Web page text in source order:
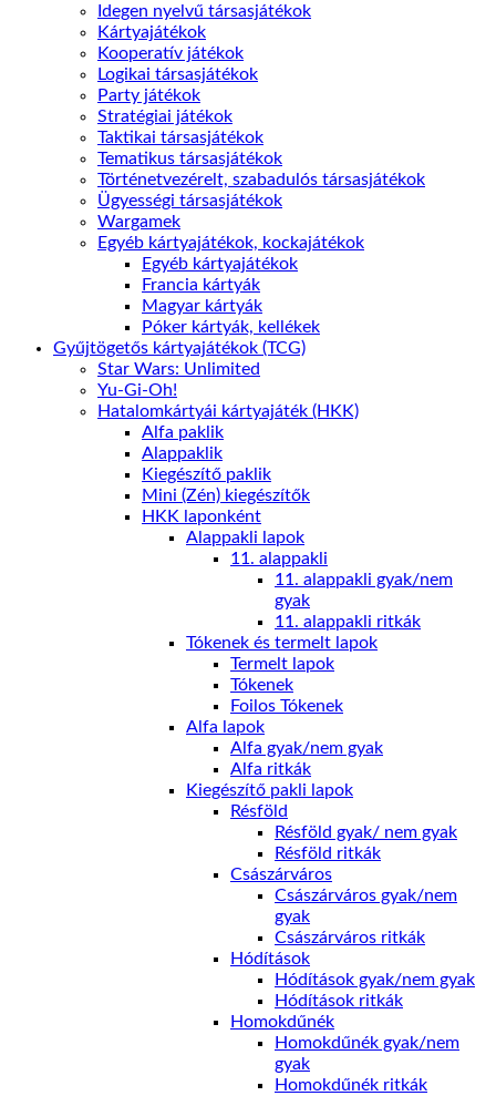
Idegen nyelvű társasjátékok
Kártyajátékok
Kooperatív játékok
Logikai társasjátékok
Party játékok
Stratégiai játékok
Taktikai társasjátékok
Tematikus társasjátékok
Történetvezérelt, szabadulós társasjátékok
Ügyességi társasjátékok
Wargamek
Egyéb kártyajátékok, kockajátékok
Egyéb kártyajátékok
Francia kártyák
Magyar kártyák
Póker kártyák, kellékek
Gyűjtögetős kártyajátékok (TCG)
Star Wars: Unlimited
Yu-Gi-Oh!
Hatalomkártyái kártyajáték (HKK)
Alfa paklik
Alappaklik
Kiegészítő paklik
Mini (Zén) kiegészítők
HKK laponként
Alappakli lapok
11. alappakli
11. alappakli gyak/nem
gyak
11. alappakli ritkák
Tókenek és termelt lapok
Termelt lapok
Tókenek
Foilos Tókenek
Alfa lapok
Alfa gyak/nem gyak
Alfa ritkák
Kiegészítő pakli lapok
Résföld
Résföld gyak/ nem gyak
Résföld ritkák
Császárváros
Császárváros gyak/nem
gyak
Császárváros ritkák
Hódítások
Hódítások gyak/nem gyak
Hódítások ritkák
Homokdűnék
Homokdűnék gyak/nem
gyak
Homokdűnék ritkák